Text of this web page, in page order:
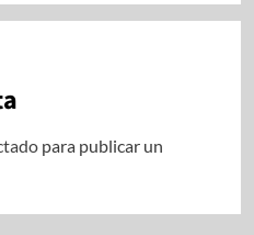
para publicar un